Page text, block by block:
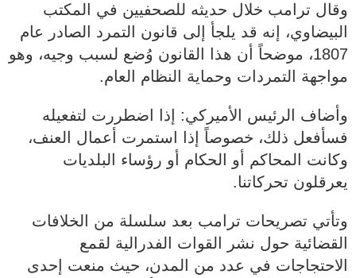
وقال ترامب خلال حديثه للصحفيين في المكتب
البيضاوي، إنه قد يلجأ إلى قانون التمرد الصادر عام
1807، موضحاً أن هذا القانون وُضع لسبب وجيه، وهو
مواجهة التمردات وحماية النظام العام.
وأضاف الرئيس الأميركي: إذا اضطررت لتفعيله
فسأفعل ذلك، خصوصاً إذا استمرت أعمال العنف،
وكانت المحاكم أو الحكام أو رؤساء البلديات
يعرقلون تحركاتنا.
وتأتي تصريحات ترامب بعد سلسلة من الخلافات
القضائية حول نشر القوات الفدرالية لقمع
الاحتجاجات في عدد من المدن، حيث منعت إحدى